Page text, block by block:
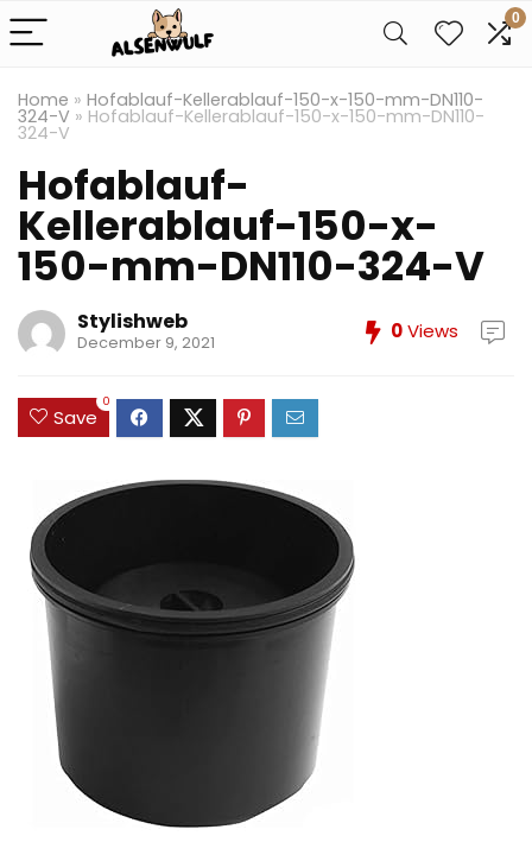
0
Home » Hofablauf-Kellerablauf-150-x-150-mm-DN110-
324-V » Hofablauf-Kellerablauf-150-x-150-mm-DN110-
324-V
Hofablauf-
Kellerablauf-150-x-
150-mm-DN110-324-V
Stylishweb
December 9, 2021 0Views
Save
0